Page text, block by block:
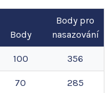
Body
Body pro
nasazování
100 356
70 285